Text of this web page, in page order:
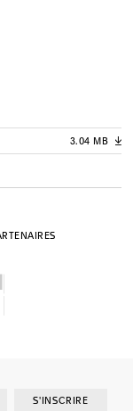
A
3.04 MB
S'INSCRIRE